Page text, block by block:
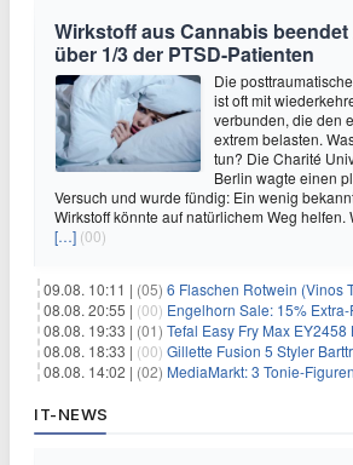
Wirkstoff aus Cannabis
über 1/3 der PTSD-Patienten
Die
ist oft mit
verbunden, die den
extrem belasten.
tun? Die Charité
Berlin wagte einen
Versuch und wurde fündig: Ein wenig
Wirkstoff könnte auf natürlichem Weg helfen.
[…] (00)
09.08. 10:11 | (05) 6 Flaschen Rotwein (Vinos Tinto Paket) + 2
08.08. 20:55 | (00) Engelhorn Sale: 15% Extra-Rabatt on
08.08. 19:33 | (01) Tefal Easy Fry Max EY2458
08.08. 18:33 | (00) Gillette Fusion 5 Styler Barttrimmer
08.08. 14:02 | (02) MediaMarkt: 3 Tonie-
IT-NEWS